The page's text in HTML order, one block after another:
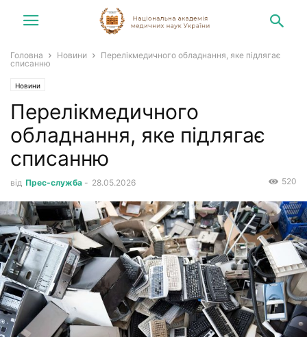
Головна Новини
Перелікмедичного обладнання, яке підлягає
списанню
Новини
Перелікмедичного
обладнання, яке підлягає
списанню
від Прес-служба - 28.05.2026 520